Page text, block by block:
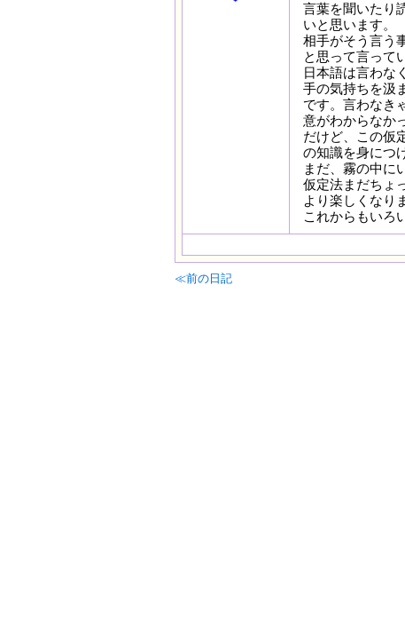
言葉を聞いたり
いと思います。
相手がそう言う
と思って言って
日本語は言わな
手の気持ちを汲
です。言わなき
意がわからなか
だけど、この仮
の知識を身につ
まだ、霧の中に
仮定法まだちょ
より楽しくなり
これからもいろ
≪前の日記